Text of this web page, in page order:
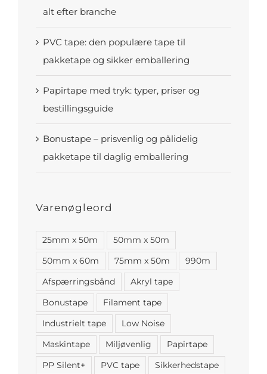
alt efter branche
PVC tape: den populære tape til
pakketape og sikker emballering
Papirtape med tryk: typer, priser og
bestillingsguide
Bonustape – prisvenlig og pålidelig
pakketape til daglig emballering
Varenøgleord
25mm x 50m 50mm x 50m
50mm x 60m 75mm x 50m 990m
Afspærringsbånd Akryl tape
Bonustape Filament tape
Industrielt tape Low Noise
Maskintape Miljøvenlig Papirtape
PP Silent+ PVC tape Sikkerhedstape